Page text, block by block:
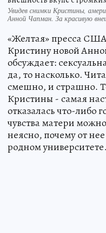
Увидев снимки Кристины,
Анной Чапман. За красивую
«Желтая» пресса
Кристину новой
обсуждает:
да, то насколько.
смешно, и страшно.
Кристины - самая
отказалась что-либо
чувства матери
неясно, почему от
родном университете.